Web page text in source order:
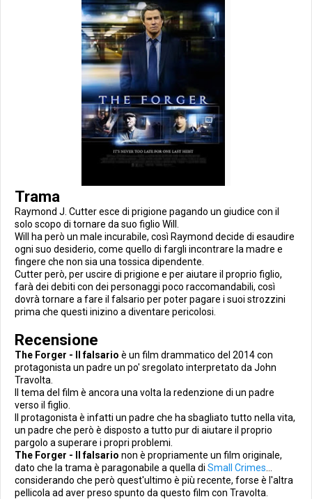
Trama
Raymond J. Cutter esce di prigione pagando un giudice con il
solo scopo di tornare da suo figlio Will.
Will ha però un male incurabile, così Raymond decide di esaudire
ogni suo desiderio, come quello di fargli incontrare la madre e
fingere che non sia una tossica dipendente.
Cutter però, per uscire di prigione e per aiutare il proprio figlio,
farà dei debiti con dei personaggi poco raccomandabili, così
dovrà tornare a fare il falsario per poter pagare i suoi strozzini
prima che questi inizino a diventare pericolosi.
Recensione
The Forger - Il falsario è un film drammatico del 2014 con
protagonista un padre un po' sregolato interpretato da John
Travolta.
Il tema del film è ancora una volta la redenzione di un padre
verso il figlio.
Il protagonista è infatti un padre che ha sbagliato tutto nella vita,
un padre che però è disposto a tutto pur di aiutare il proprio
pargolo a superare i propri problemi.
The Forger - Il falsario non è propriamente un film originale,
dato che la trama è paragonabile a quella di Small Crimes
considerando che però quest'ultimo è più recente, forse è l'altra
pellicola ad aver preso spunto da questo film con Travolta.